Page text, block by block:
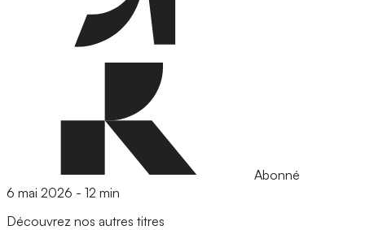
Abonné
6 mai 2026 - 12 min
Découvrez nos autres titres